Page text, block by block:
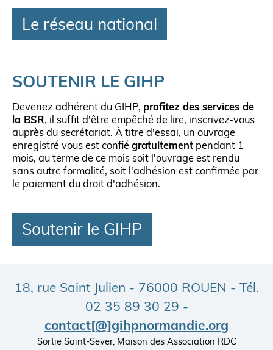
Le réseau national
SOUTENIR LE GIHP
Devenez adhérent du GIHP, profitez des services de
la BSR, il suffit d'être empêché de lire, inscrivez-vous
auprès du secrétariat. À titre d'essai, un ouvrage
enregistré vous est confié gratuitement pendant 1
mois, au terme de ce mois soit l'ouvrage est rendu
sans autre formalité, soit l'adhésion est confirmée par
le paiement du droit d'adhésion.
Soutenir le GIHP
18, rue Saint Julien - 76000 ROUEN - Tél.
02 35 89 30 29 -
contact[@]gihpnormandie.org
Sortie Saint-Sever, Maison des Association RDC